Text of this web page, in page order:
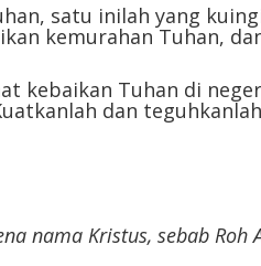
satu inilah yang
kemurahan Tuhan,
kebaikan Tuhan di
dan
nama Kristus, sebab Roh